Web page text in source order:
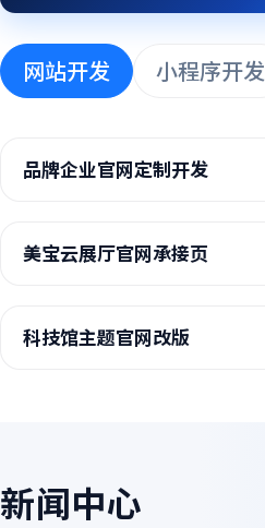
网站开发 小程序开发
品牌企业官网定制开发
美宝云展厅官网承接页
科技馆主题官网改版
新闻中心